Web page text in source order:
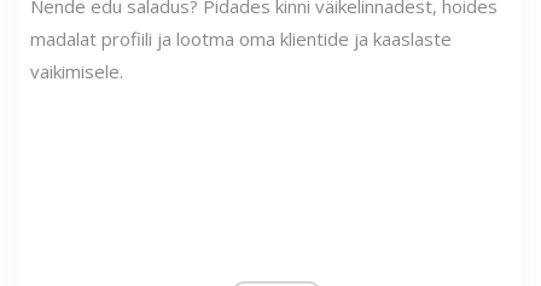
Nende edu saladus? Pidades kinni väikelinnadest, hoides
madalat profiili ja lootma oma klientide ja kaaslaste
vaikimisele.